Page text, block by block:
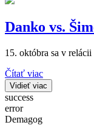
Danko vs.
15. októbra sa v
Čítať viac
Vidieť viac
success
error
Demagog